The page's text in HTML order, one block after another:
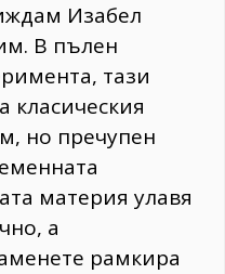
Изабел
В пълен
тази
класическия
но пречупен
материя улавя
а
рамкира